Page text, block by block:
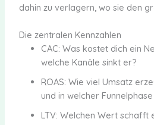
dahin zu verlagern, wo sie den
Die zentralen Kennzahlen
CAC: Was kostet dich ein
welche Kanäle sinkt er?
ROAS: Wie viel Umsatz
und in welcher
LTV: Welchen Wert schafft